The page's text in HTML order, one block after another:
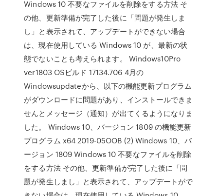
Windows 10 不要なファイルを削除をする方法 そ
の他、更新準備が完了した後に「問題が発生しま
し」と表示されて、アップデートができない場合
は、現在使用している Windows 10 が、最新の状
態でないことも考えられます。 Windows10Pro
ver1803 OSビルド 17134.706 4月の
Windowsupdateから、以下の機能更新プログラム
がダウンロードに問題があり、インストールできま
せんとメッセージ（通知）が出てくるようになりま
した。 Windows 10、バージョン 1809 の機能更新
プログラム x64 2019-05OOB (2) Windows 10、バ
ージョン 1809 Windows 10 不要なファイルを削除
をする方法 その他、更新準備が完了した後に「問
題が発生しまし」と表示されて、アップデートがで